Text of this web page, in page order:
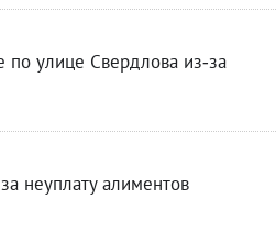
по улице Свердлова из‑за
неуплату алиментов